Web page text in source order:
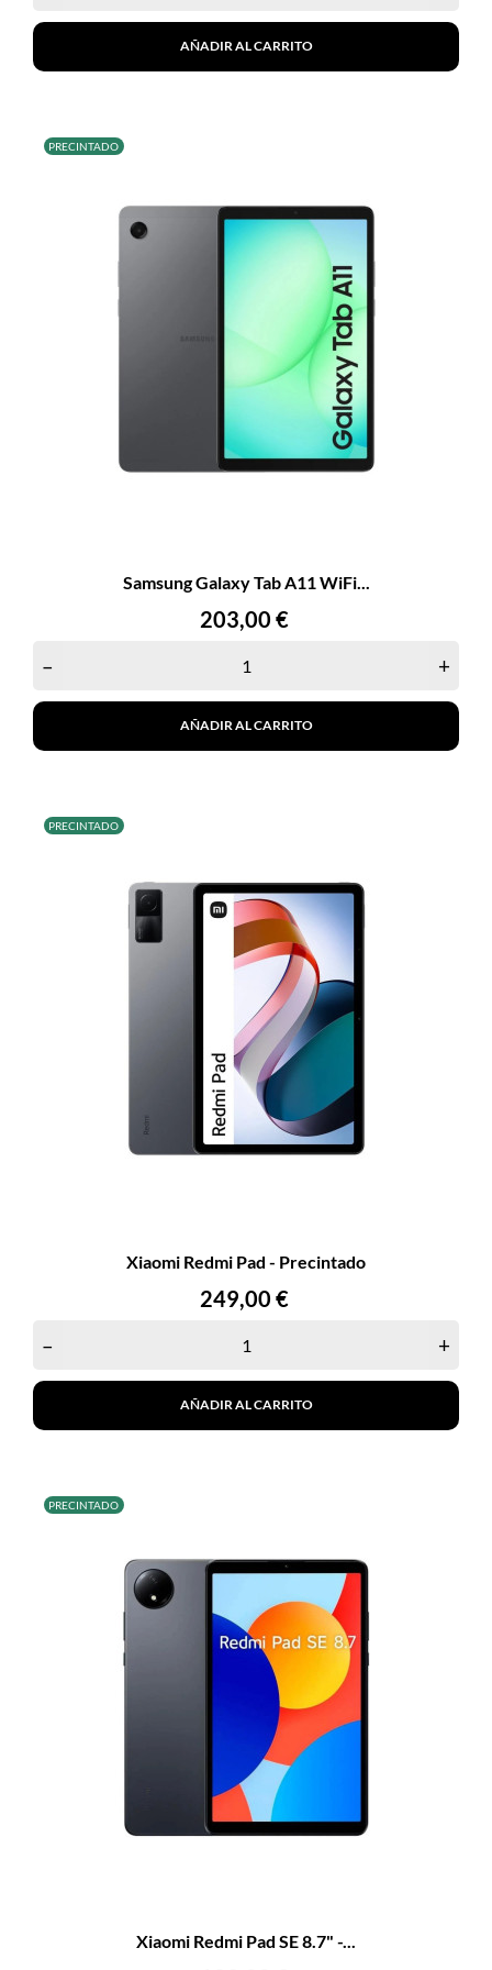
AÑADIR AL CARRITO
PRECINTADO
Samsung Galaxy Tab A11 WiFi...
Precio
203,00 €
– +
AÑADIR AL CARRITO
PRECINTADO
Xiaomi Redmi Pad - Precintado
Precio
249,00 €
– +
AÑADIR AL CARRITO
PRECINTADO
Xiaomi Redmi Pad SE 8.7" -...